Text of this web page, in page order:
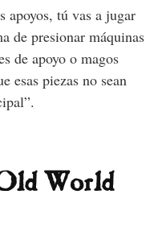
apoyos, tú vas a jugar
de presionar máquinas
de apoyo o magos
esas piezas no sean
World